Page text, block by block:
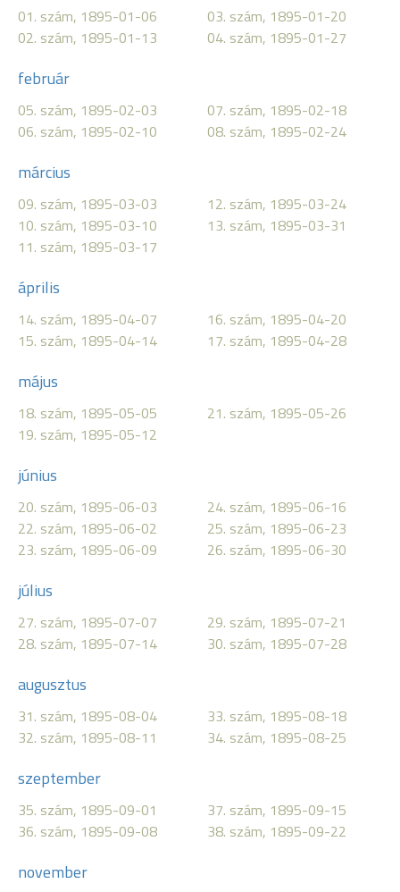
01. szám, 1895-01-06
02. szám, 1895-01-13
03. szám, 1895-01-20
04. szám, 1895-01-27
február
05. szám, 1895-02-03
06. szám, 1895-02-10
07. szám, 1895-02-18
08. szám, 1895-02-24
március
09. szám, 1895-03-03
10. szám, 1895-03-10
11. szám, 1895-03-17
12. szám, 1895-03-24
13. szám, 1895-03-31
április
14. szám, 1895-04-07
15. szám, 1895-04-14
16. szám, 1895-04-20
17. szám, 1895-04-28
május
18. szám, 1895-05-05
19. szám, 1895-05-12
21. szám, 1895-05-26
június
20. szám, 1895-06-03
22. szám, 1895-06-02
23. szám, 1895-06-09
24. szám, 1895-06-16
25. szám, 1895-06-23
26. szám, 1895-06-30
július
27. szám, 1895-07-07
28. szám, 1895-07-14
29. szám, 1895-07-21
30. szám, 1895-07-28
augusztus
31. szám, 1895-08-04
32. szám, 1895-08-11
33. szám, 1895-08-18
34. szám, 1895-08-25
szeptember
35. szám, 1895-09-01
36. szám, 1895-09-08
37. szám, 1895-09-15
38. szám, 1895-09-22
november